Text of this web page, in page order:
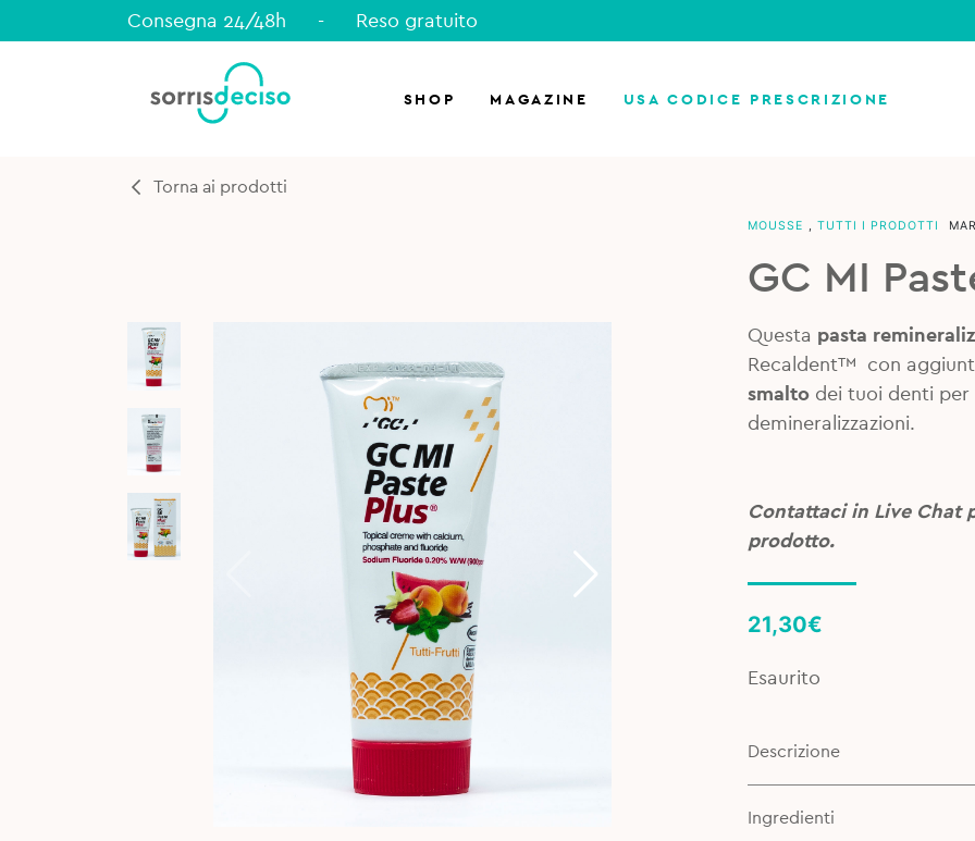
Consegna 24/48h - Reso gratuito
SHOP MAGAZINE USA CODICE PRESCRIZIONE
Torna ai prodotti
MOUSSE , TUTTI I PRODOTTI
GC MI
Questa pasta
Recaldent™ con
smaltodei tuoi denti per
demineralizzazioni.
Contattaci in Live Chat
prodotto.
21,30€
Esaurito
Descrizione
Ingredienti